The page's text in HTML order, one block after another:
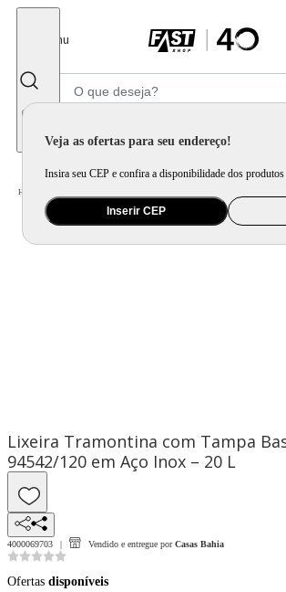
Menu
Veja as ofertas para seu endereço!
Insira seu CEP e confira a disponibilidade dos produtos
Inserir CEP
Home
Lixeira Tramontina com Tampa
94542/120 em Aço Inox – 20 L
4000069703 Vendido e entregue por Casas Bahia
Ofertas disponíveis